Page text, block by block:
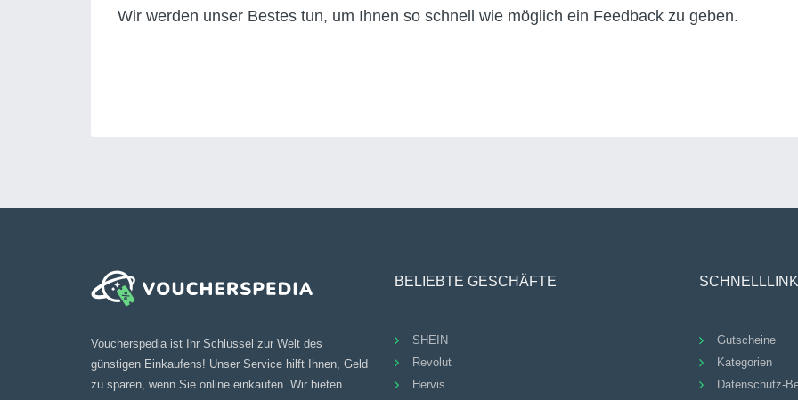
Wir werden unser Bestes tun, um Ihnen so schnell wie möglich ein Feedback zu geben.
Voucherspedia ist Ihr Schlüssel zur Welt des
günstigen Einkaufens! Unser Service hilft Ihnen, Geld
zu sparen, wenn Sie online einkaufen. Wir bieten
BELIEBTE GESCHÄFTE
SHEIN
Revolut
Hervis
Gutscheine
Kategorien
Datenschutz-